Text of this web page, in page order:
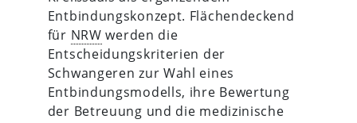
Entbindungskonzept. Flächendeckend
für NRW werden die
Entscheidungskriterien der
Schwangeren zur Wahl eines
Entbindungsmodells, ihre Bewertung
der Betreuung und die medizinische